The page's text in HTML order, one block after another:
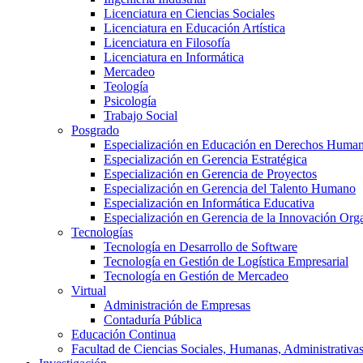
Licenciatura en Ciencias Sociales
Licenciatura en Educación Artística
Licenciatura en Filosofía
Licenciatura en Informática
Mercadeo
Teología
Psicología
Trabajo Social
Posgrado
Especialización en Educación en Derechos
Especialización en Gerencia Estratégica
Especialización en Gerencia de Proyectos
Especialización en Gerencia del Talento Humano
Especialización en Informática Educativa
Especialización en Gerencia de la Innovación
Tecnologías
Tecnología en Desarrollo de Software
Tecnología en Gestión de Logística Empresarial
Tecnología en Gestión de Mercadeo
Virtual
Administración de Empresas
Contaduría Pública
Educación Continua
Facultad de Ciencias Sociales, Humanas,